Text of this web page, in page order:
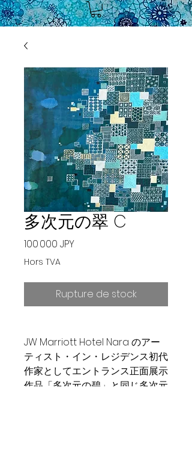
多次元の翠 C
100 000 JPYPrix
Hors TVA
Rupture de stock
JW Marriott Hotel Nara のアー
ティスト・イン・レジデンス初代
作家としてエントランス正面展示
作品「多次元の碧」と同じ多次元